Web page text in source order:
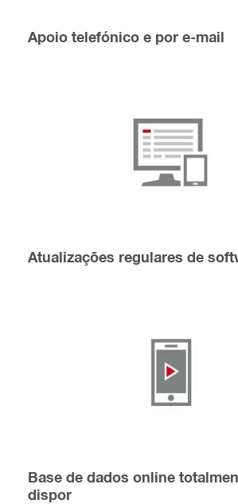
Apoio telefónico e por e-mail
Atualizações regulares de
Base de dados online
dispor